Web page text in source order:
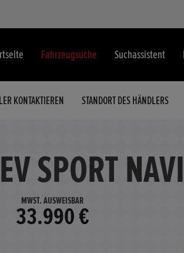
Fahrzeugsuche Suchassistent
KONTAKTIEREN STANDORT DES HÄNDLERS
SPORT
MWST. AUSWEISBAR
33.990 €